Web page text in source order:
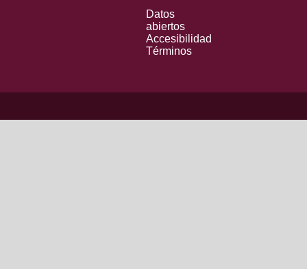
Datos
abiertos
Accesibilidad
Términos